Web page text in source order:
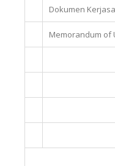
Dokumen
Memorandum of